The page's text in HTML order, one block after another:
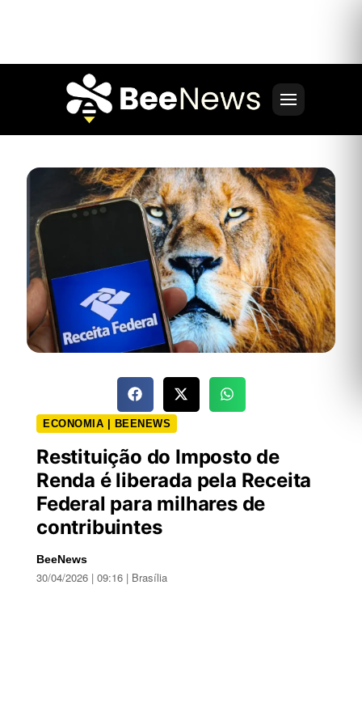
ECONOMIA | BEENEWS
Restituição do Imposto de
Renda é liberada pela Receita
Federal para milhares de
contribuintes
BeeNews
30/04/2026 | 09:16 | Brasília